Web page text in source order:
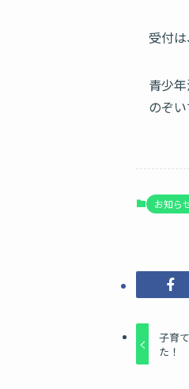
受付
青少
のぞい
お知ら
子育
た！